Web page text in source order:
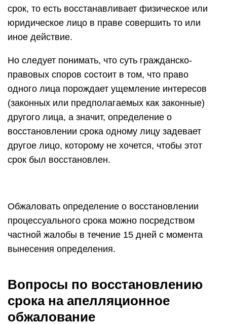
срок, то есть восстанавливает физическое или
юридическое лицо в праве совершить то или
иное действие.
Но следует понимать, что суть гражданско-
правовых споров состоит в том, что право
одного лица порождает ущемление интересов
(законных или предполагаемых как законные)
другого лица, а значит, определение о
восстановлении срока одному лицу задевает
другое лицо, которому не хочется, чтобы этот
срок был восстановлен.
Обжаловать определение о восстановлении
процессуального срока можно посредством
частной жалобы в течение 15 дней с момента
вынесения определения.
Вопросы по восстановлению
срока на апелляционное
обжалование